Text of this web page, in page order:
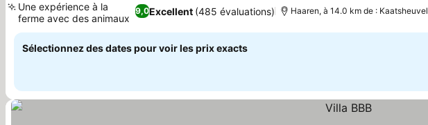
9,0Excellent (485 évaluations)
Une expérience à la
ferme avec des animaux
Haaren, à 14.0 km de : Kaatsheuvel
Sélectionnez des dates pour voir les prix exacts